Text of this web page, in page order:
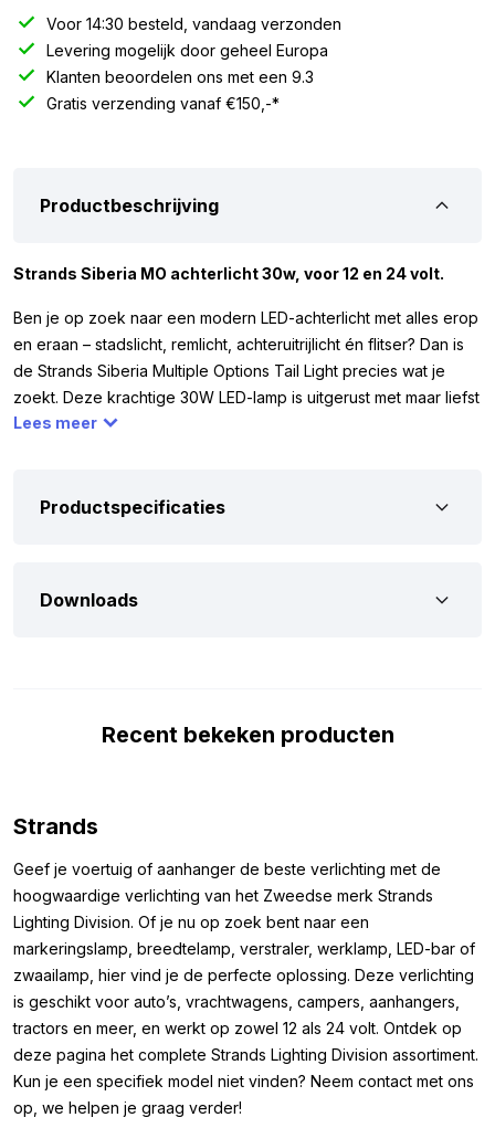
Voor 14:30 besteld, vandaag verzonden
Levering mogelijk door geheel Europa
Klanten beoordelen ons met een 9.3
Gratis verzending vanaf €150,-*
Productbeschrijving
Strands Siberia MO achterlicht 30w, voor 12 en 24 volt.
Ben je op zoek naar een modern LED-achterlicht met alles erop
en eraan – stadslicht, remlicht, achteruitrijlicht én flitser? Dan is
de Strands Siberia Multiple Options Tail Light precies wat je
zoekt. Deze krachtige 30W LED-lamp is uitgerust met maar liefst
57 LED’s en werkt op 12 én 24 volt. Daardoor kun je ‘m
Siberia MO 30W perfect past bij jouw voertuig, hebben we
Het frame rondom de lamp kun je eenvoudig loshalen, zodat je
past bij de Siberia-look.
Afmetingen:
Om er zeker van te zijn dat je het Strands Siberia MO
achterlicht 30 W met flitser kunt monteren waar je wilt, hebben
we hieronder de afmetingen genoteerd. De afmetingen van het
Strands Siberia MO achterlicht 30 W zijn als volgt:
Hoogte: 50 mm (77 mm incl. frame)
Breedte: 172 mm (214 mm incl. frame)
Dikte: 69.5 mm (71.5 mm incl. frame)
Lees meer
Productspecificaties
Downloads
Recent bekeken producten
Strands
Geef je voertuig of aanhanger de beste verlichting met de
hoogwaardige verlichting van het Zweedse merk Strands
Lighting Division. Of je nu op zoek bent naar een
markeringslamp, breedtelamp, verstraler, werklamp, LED-bar of
zwaailamp, hier vind je de perfecte oplossing. Deze verlichting
is geschikt voor auto’s, vrachtwagens, campers, aanhangers,
tractors en meer, en werkt op zowel 12 als 24 volt. Ontdek op
deze pagina het complete Strands Lighting Division assortiment.
Kun je een specifiek model niet vinden? Neem contact met ons
op, we helpen je graag verder!